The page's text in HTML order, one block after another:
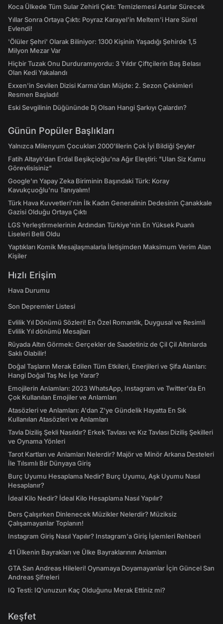
Koca Ülkede Tüm Sular Zehirli Çıktı: Temizlemesi Asırlar Sürecek
Yıllar Sonra Ortaya Çıktı: Poyraz Karayel'in Meltem'i Hare Sürel
Evlendi!
'Ölüler Şehri' Olarak Biliniyor: 1300 Kişinin Yaşadığı Şehirde 1,5
Milyon Mezar Var
Hiçbir Tuzak Onu Durduramıyordu: 3 Yıldır Çiftçilerin Baş Belası
Olan Kedi Yakalandı
Exxen'in Sevilen Dizisi Karma'dan Müjde: 2. Sezon Çekimleri
Resmen Başladı!
Eski Sevgilinin Düğününde Dj Olsan Hangi Şarkıyı Çalardın?
Günün Popüler Başlıkları
Yalnızca Milenyum Çocukları 2000'lilerin Çok İyi Bildiği Şeyler
Fatih Altaylı'dan Erdal Beşikçioğlu'na Ağır Eleştiri: "Ulan Siz Kamu
Görevlisisiniz"
Google'ın Yapay Zeka Biriminin Başındaki Türk: Koray
Kavukçuoğlu'nu Tanıyalım!
Türk Hava Kuvvetleri'nin İlk Kadın Generalinin Dedesinin Çanakkale
Gazisi Olduğu Ortaya Çıktı
LGS Yerleştirmelerinin Ardından Türkiye'nin En Yüksek Puanlı
Liseleri Belli Oldu
Yaptıkları Komik Mesajlaşmalarla İletişimden Maksimum Verim Alan
Kişiler
Hızlı Erişim
Hava Durumu
Son Depremler Listesi
Evlilik Yıl Dönümü Sözleri! En Özel Romantik, Duygusal ve Resimli
Evlilik Yıl dönümü Mesajları
Rüyada Altın Görmek: Gerçekler de Saadetiniz de Çil Çil Altınlarda
Saklı Olabilir!
Doğal Taşların Merak Edilen Tüm Etkileri, Enerjileri ve Şifa Alanları:
Hangi Doğal Taş Ne İşe Yarar?
Emojilerin Anlamları: 2023 WhatsApp, Instagram ve Twitter'da En
Çok Kullanılan Emojiler ve Anlamları
Atasözleri ve Anlamları: A'dan Z'ye Gündelik Hayatta En Sık
Kullanılan Atasözleri ve Anlamları
Tavla Diziliş Şekli Nasıldır? Erkek Tavlası ve Kız Tavlası Diziliş Şekilleri
ve Oynama Yönleri
Tarot Kartları ve Anlamları Nelerdir? Majör ve Minör Arkana Desteleri
İle Tılsımlı Bir Dünyaya Giriş
Burç Uyumu Hesaplama Nedir? Burç Uyumu, Aşk Uyumu Nasıl
Hesaplanır?
İdeal Kilo Nedir? İdeal Kilo Hesaplama Nasıl Yapılır?
Ders Çalışırken Dinlenecek Müzikler Nelerdir? Müziksiz
Çalışamayanlar Toplanın!
Instagram Giriş Nasıl Yapılır? Instagram'a Giriş İşlemleri Rehberi
41 Ülkenin Bayrakları ve Ülke Bayraklarının Anlamları
GTA San Andreas Hileleri! Oynamaya Doyamayanlar İçin Güncel San
Andreas Şifreleri
IQ Testi: IQ'unuzun Kaç Olduğunu Merak Ettiniz mi?
Keşfet